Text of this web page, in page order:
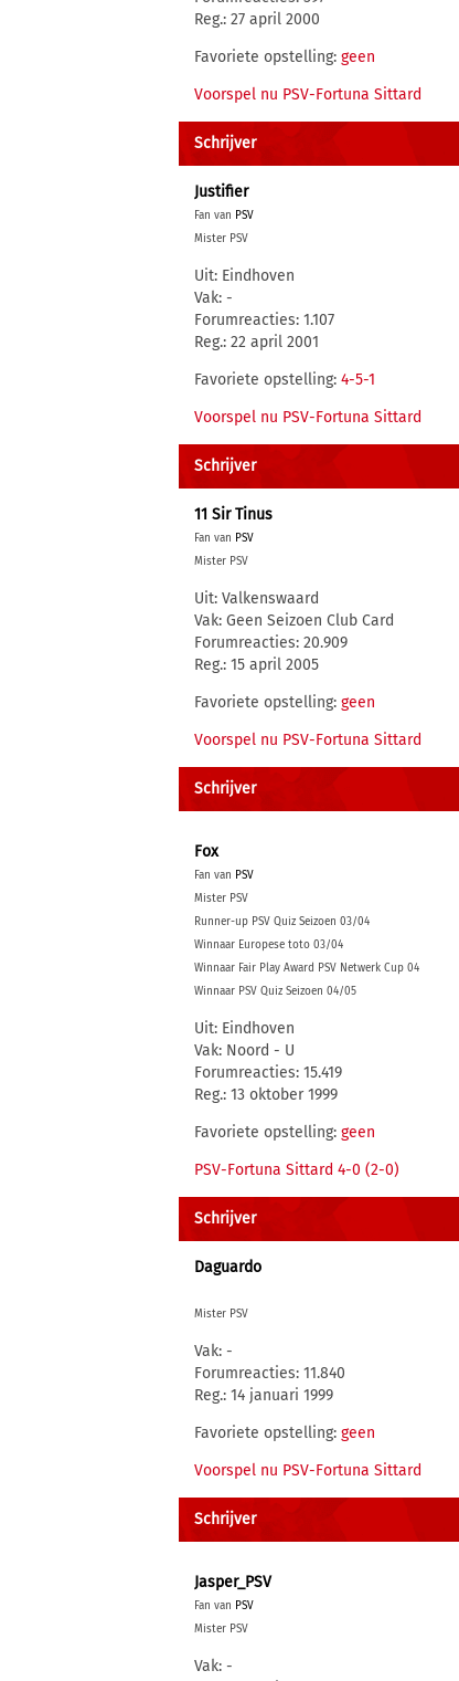
Reg.: 27 april 2000
Favoriete opstelling: geen
Voorspel nu PSV-Fortuna Sittard
Schrijver
Justifier
Fan van PSV
Mister PSV
Uit: Eindhoven
Vak: -
Forumreacties: 1.107
Reg.: 22 april 2001
Favoriete opstelling: 4-5-1
Voorspel nu PSV-Fortuna Sittard
Schrijver
11 Sir Tinus
Fan van PSV
Mister PSV
Uit: Valkenswaard
Vak: Geen Seizoen Club Card
Forumreacties: 20.909
Reg.: 15 april 2005
Favoriete opstelling: geen
Voorspel nu PSV-Fortuna Sittard
Schrijver
Fox
Fan van PSV
Mister PSV
Runner-up PSV Quiz Seizoen 03/04
Winnaar Europese toto 03/04
Winnaar Fair Play Award PSV Netwerk Cup 04
Winnaar PSV Quiz Seizoen 04/05
Uit: Eindhoven
Vak: Noord - U
Forumreacties: 15.419
Reg.: 13 oktober 1999
Favoriete opstelling: geen
PSV-Fortuna Sittard 4-0 (2-0)
Schrijver
Daguardo
Mister PSV
Vak: -
Forumreacties: 11.840
Reg.: 14 januari 1999
Favoriete opstelling: geen
Voorspel nu PSV-Fortuna Sittard
Schrijver
Jasper_PSV
Fan van PSV
Mister PSV
Vak: -